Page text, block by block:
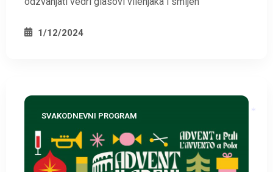
1/12/2024
SVAKODNEVNI PROGRAM